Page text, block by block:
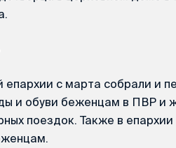
епархии с марта собрали и
и обуви беженцам в ПВР и
поездок. Также в